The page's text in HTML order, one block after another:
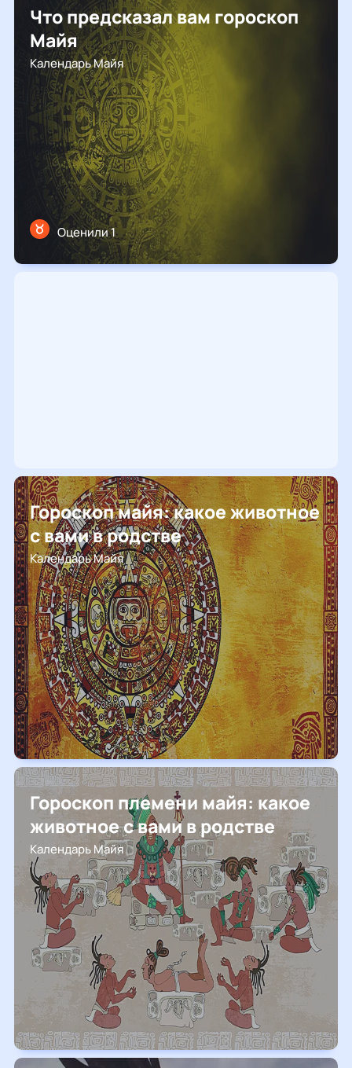
чихалка 2022 год
приметы на новый год
заговоры на новый год
2023 год йога
загробная жизнь
новости проекта
заговоры и обряды
Что предсказал вам гороскоп
Майя
Календарь Майя
Оценили 1
Гороскоп майя: какое животное
с вами в родстве
Календарь Майя
Гороскоп племени майя: какое
животное с вами в родстве
Календарь Майя